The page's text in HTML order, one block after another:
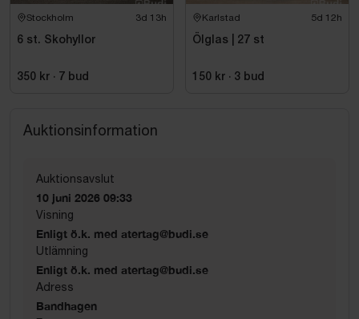
Stockholm 3d 13h
6 st. Skohyllor
350 kr · 7 bud
Karlstad 5d 12h
Ölglas | 27 st
150 kr · 3 bud
Auktionsinformation
Auktionsavslut
10 juni 2026 09:33
Visning
Enligt ö.k. med atertag@budi.se
Utlämning
Enligt ö.k. med atertag@budi.se
Adress
Bandhagen